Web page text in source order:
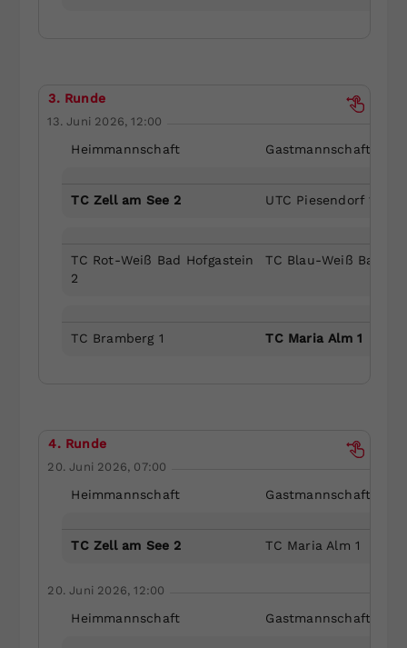
3. Runde
13. Juni 2026, 12:00
Heimmannschaft Gastmannschaft
TC Zell am See 2 UTC Piesendorf 1
TC Rot-Weiß Bad Hofgastein
2
TC Blau-Weiß Bad
TC Bramberg 1 TC Maria Alm 1
4. Runde
20. Juni 2026, 07:00
Heimmannschaft Gastmannschaft
TC Zell am See 2 TC Maria Alm 1
20. Juni 2026, 12:00
Heimmannschaft Gastmannschaft